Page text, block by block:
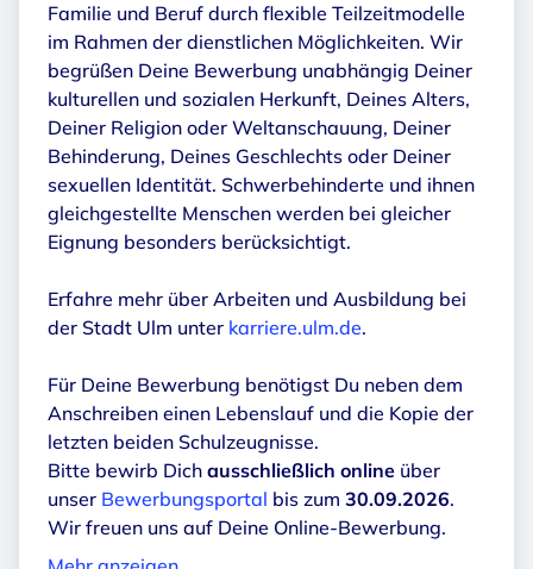
Familie und Beruf durch flexible Teilzeitmodelle
im Rahmen der dienstlichen Möglichkeiten. Wir
begrüßen Deine Bewerbung unabhängig Deiner
kulturellen und sozialen Herkunft, Deines Alters,
Deiner Religion oder Weltanschauung, Deiner
Behinderung, Deines Geschlechts oder Deiner
sexuellen Identität. Schwerbehinderte und ihnen
gleichgestellte Menschen werden bei gleicher
Eignung besonders berücksichtigt.
Erfahre mehr über Arbeiten und Ausbildung bei
der Stadt Ulm unter karriere.ulm.de.
Für Deine Bewerbung benötigst Du neben dem
Anschreiben einen Lebenslauf und die Kopie der
letzten beiden Schulzeugnisse.
Bitte bewirb Dich ausschließlich online über
unser Bewerbungsportal bis zum 30.09.2026.
Wir freuen uns auf Deine Online-Bewerbung.